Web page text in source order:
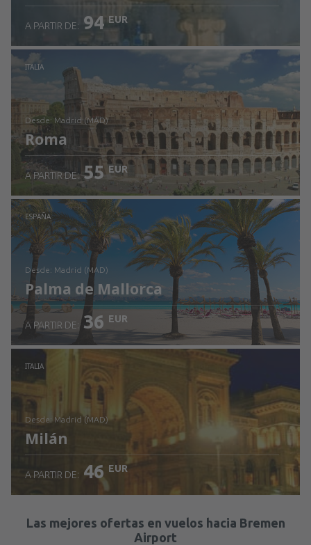
Revisa los detalles
A PARTIR DE: 94 EUR
ITALIA
desde: Madrid (MAD)
Roma
Revisa los detalles
A PARTIR DE: 55 EUR
ESPAÑA
desde: Madrid (MAD)
Palma de Mallorca
Revisa los detalles
A PARTIR DE: 36 EUR
ITALIA
desde: Madrid (MAD)
Milán
Revisa los detalles
A PARTIR DE: 46 EUR
Las mejores ofertas en vuelos hacia Bremen
Airport